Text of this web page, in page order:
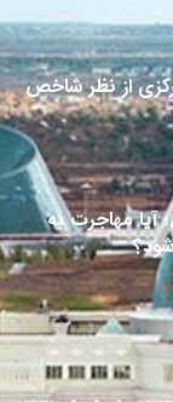
از نظر شاخص
آیا مهاجرت به